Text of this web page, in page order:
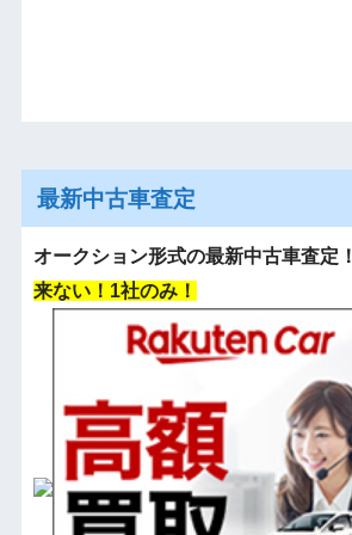
最新中古車査定
オークション形式の最新中古車査定！
来ない！1社のみ！